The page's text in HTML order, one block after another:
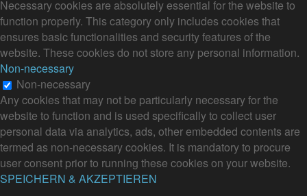
Necessary cookies are absolutely essential for the website to
function properly. This category only includes cookies that
ensures basic functionalities and security features of the
website. These cookies do not store any personal information.
Non-necessary
Non-necessary
Any cookies that may not be particularly necessary for the
website to function and is used specifically to collect user
personal data via analytics, ads, other embedded contents are
termed as non-necessary cookies. It is mandatory to procure
user consent prior to running these cookies on your website.
SPEICHERN & AKZEPTIEREN